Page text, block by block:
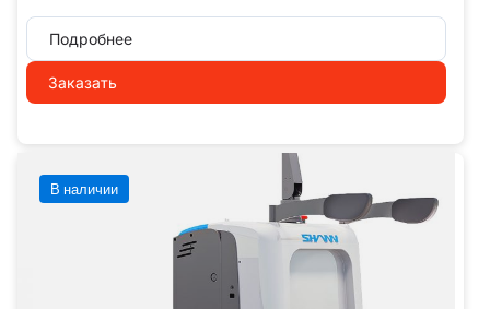
Подробнее
Заказать
В наличии